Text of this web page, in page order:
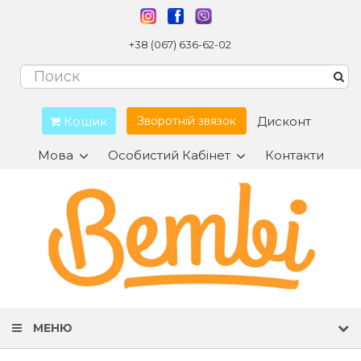
+38 (067) 636-62-02
Кошик Зворотній звязок Дисконт
Мова Особистий Кабінет Контакти
МЕНЮ